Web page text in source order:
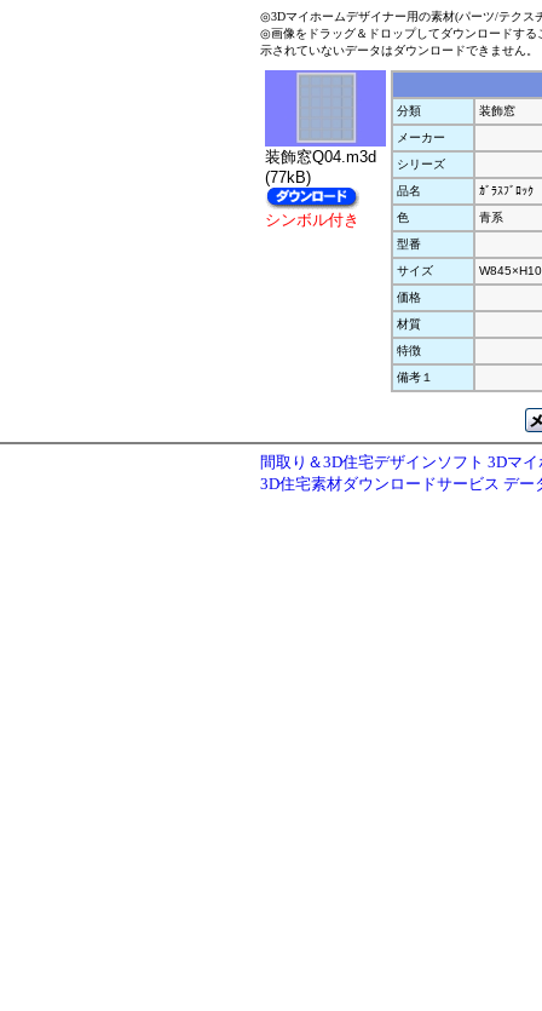
◎3Dマイホームデザイナー用の素材(パーツ/テクス
◎画像をドラッグ＆ドロップしてダウンロードす
示されていないデータはダウンロードできません。
装飾窓Q04.m3d
(77kB)
シンボル付き
分類
装飾窓
メーカー
シリーズ
品名
ｶﾞﾗｽﾌﾞﾛｯｸ
色
青系
型番
サイズ
価格
材質
特徴
備考１
間取り＆3D住宅デザインソフト 3Dマ
3D住宅素材ダウンロードサービス デー